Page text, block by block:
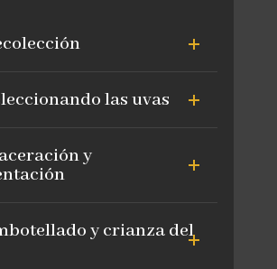
las uvas
y
y crianza del